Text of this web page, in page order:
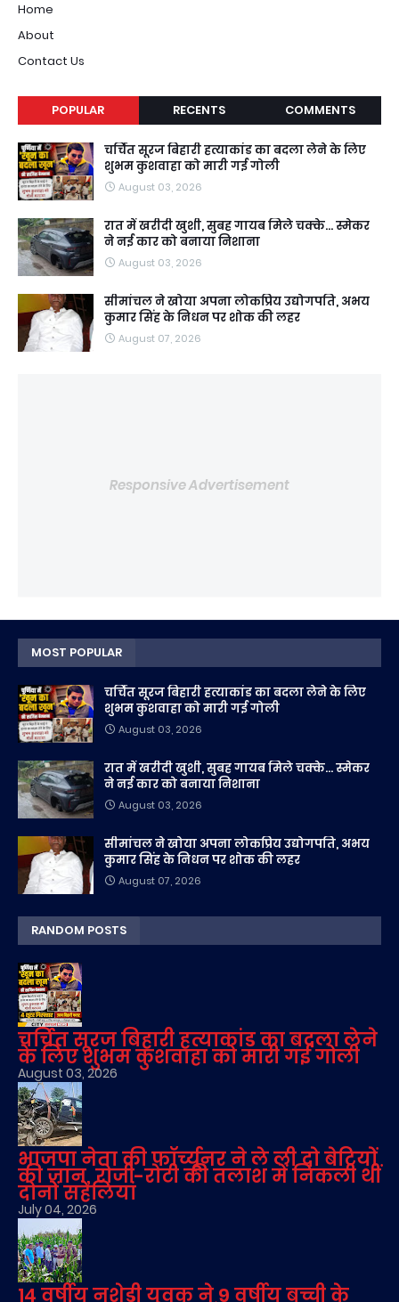
Home
About
Contact Us
POPULAR RECENTS COMMENTS
चर्चित सूरज बिहारी हत्याकांड का बदला लेने के लिए
शुभम कुशवाहा को मारी गई गोली
August 03, 2026
रात में खरीदी खुशी, सुबह गायब मिले चक्के... स्मेकर
ने नई कार को बनाया निशाना
August 03, 2026
सीमांचल ने खोया अपना लोकप्रिय उद्योगपति, अभय
कुमार सिंह के निधन पर शोक की लहर
August 07, 2026
Responsive Advertisement
MOST POPULAR
चर्चित सूरज बिहारी हत्याकांड का बदला लेने के लिए
शुभम कुशवाहा को मारी गई गोली
August 03, 2026
रात में खरीदी खुशी, सुबह गायब मिले चक्के... स्मेकर
ने नई कार को बनाया निशाना
August 03, 2026
सीमांचल ने खोया अपना लोकप्रिय उद्योगपति, अभय
कुमार सिंह के निधन पर शोक की लहर
August 07, 2026
RANDOM POSTS
चर्चित सूरज बिहारी हत्याकांड का बदला लेने
के लिए शुभम कुशवाहा को मारी गई गोली
August 03, 2026
भाजपा नेता की फॉर्च्यूनर ने ले ली दो बेटियों
की जान, रोजी-रोटी की तलाश में निकली थीं
दोनों सहेलियां
July 04, 2026
14 वर्षीय नशेड़ी युवक ने 9 वर्षीय बच्ची के